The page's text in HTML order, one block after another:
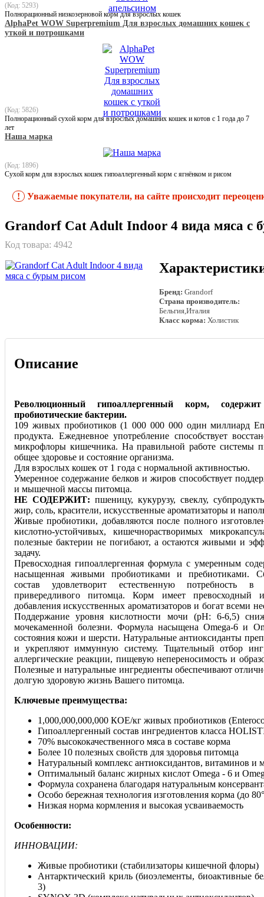
(Код: 5293)
Полнорационный низкозерновой корм для взрослых кошек
AlphaPet WOW Superpremium Для взрослых домашних кошек с
уткой и потрошками
(Код: 5826)
Полнорационный сухой корм для взрослых домашних кошек и котов с 1 года до 7
лет
Наша марка
(Код: 1896)
Сухой корм для взрослых кошек гипоаллергенный корм с ягнёнком и рисом
! Уважаемые покупатели, на сайте происходит
Grandorf Cat Adult Indoor 4 вида мяса с
Код товара: 4942
Бренд: Grandorf
Страна производитель:
Бельгия,Италия
Класс корма: Холистик
Описание
Революционный гипоаллергенный корм,
пробиотические бактерии.
109 живых пробиотиков (1 000 000 000 один миллиард
продукта. Ежедневное употребление способствует
микрофлоры кишечника. На правильной работе системы
общее здоровье и состояние организма.
Для взрослых кошек от 1 года с нормальной активностью.
Умеренное содержание белков и жиров способствует
и мышечной массы питомца.
НЕ СОДЕРЖИТ: пшеницу, кукурузу, свеклу,
жир, соль, красители, искусственные ароматизаторы и
Живые пробиотики, добавляются после полного
кислотно-устойчивых, кишечнорастворимых
полезные бактерии не погибают, а остаются живыми и
задачу.
Превосходная гипоаллергенная формула с умеренным
насыщенная живыми пробиотиками и пребиотиками.
состав удовлетворит естественную потребность
привередливого питомца. Корм имеет превосходный
добавления искусственных ароматизаторов и богат всеми
Поддержание уровня кислотности мочи (pH: 6-6,5)
мочекаменной болезни. Формула насыщена Omega-6 и
состояния кожи и шерсти. Натуральные антиоксиданты
и укрепляют иммунную систему. Тщательный отбор
аллергические реакции, пищевую непереносимость и
Полезные и натуральные ингредиенты обеспечивают
долгую здоровую жизнь Вашего питомца.
Ключевые преимущества:
1,000,000,000,000 КОЕ/кг живых пробиотиков
Гипоаллергенный состав ингредиентов класса
70% высококачественного мяса в составе корма
Более 10 полезных свойств для здоровья питомца
Натуральный комплекс антиоксидантов, витаминов и
Оптимальный баланс жирных кислот Omega - 6 и
Формула сохранена благодаря натуральным
Особо бережная технология изготовления корма (до
Низкая норма кормления и высокая усваиваемость
Особенности:
ИННОВАЦИИ:
Живые пробиотики (стабилизаторы кишечной флоры)
Антарктический криль (биоэлементы, биоактивные
3)